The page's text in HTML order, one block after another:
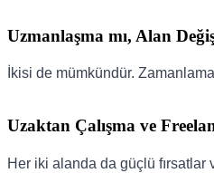
Uzmanlaşma mı, Alan
İkisi de mümkündür.
Uzaktan Çalışma ve
Her iki alanda da güçlü fırsatlar